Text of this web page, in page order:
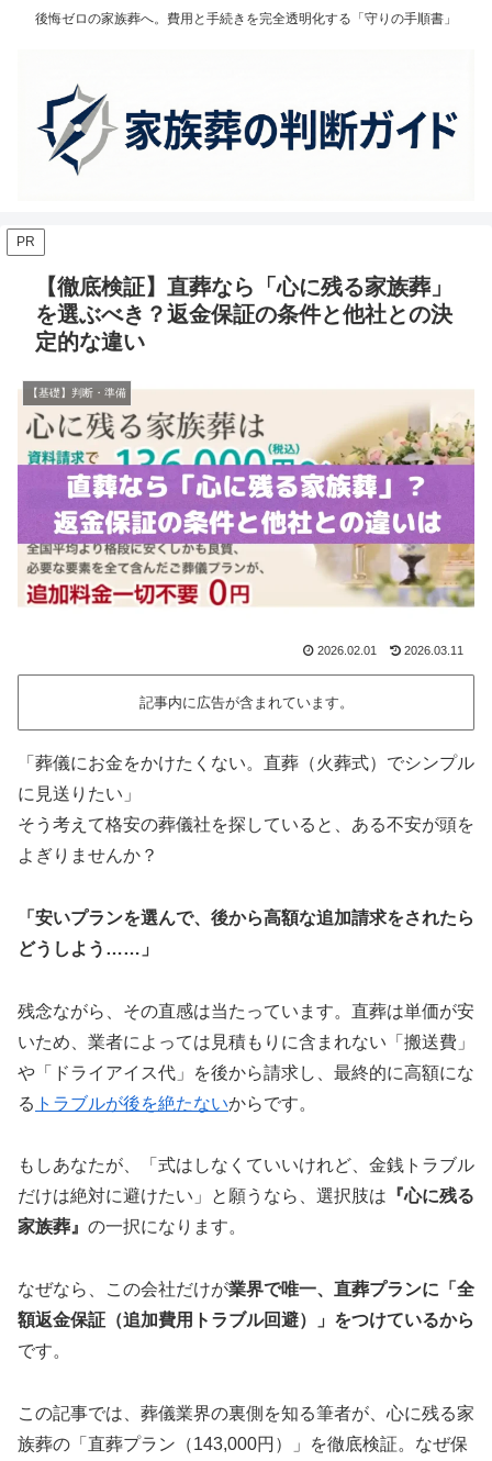
後悔ゼロの家族葬へ。費用と手続きを完全透明化する「守りの手順書」
PR
【徹底検証】直葬なら「心に残る家族葬」
を選ぶべき？返金保証の条件と他社との決
定的な違い
【基礎】判断・準備
2026.02.01 2026.03.11
記事内に広告が含まれています。
「葬儀にお金をかけたくない。直葬（火葬式）でシンプル
に見送りたい」
そう考えて格安の葬儀社を探していると、ある不安が頭を
よぎりませんか？
「安いプランを選んで、後から高額な追加請求をされたら
どうしよう……」
残念ながら、その直感は当たっています。直葬は単価が安
いため、業者によっては見積もりに含まれない「搬送費」
や「ドライアイス代」を後から請求し、最終的に高額にな
る トラブルが後を絶たないからです。
もしあなたが、「式はしなくていいけれど、金銭トラブル
だけは絶対に避けたい」と願うなら、選択肢は 『心に残る
家族葬』 の一択になります。
なぜなら、この会社だけが業界で唯一、直葬プランに「全
額返金保証（追加費用トラブル回避）」をつけているから
です。
この記事では、葬儀業界の裏側を知る筆者が、心に残る家
族葬の「直葬プラン（143,000円）」を徹底検証。なぜ保